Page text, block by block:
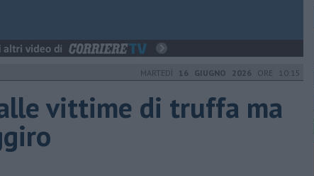
MARTEDÌ 16 GIUGNO 2026 ORE 10:15
vittime di truffa ma